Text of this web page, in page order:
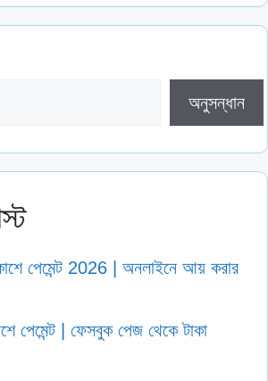
অনুসন্ধান
পেমেন্ট 2026 | অনলাইনে আয় করার
পেমেন্ট | ফেসবুক পেজ থেকে টাকা